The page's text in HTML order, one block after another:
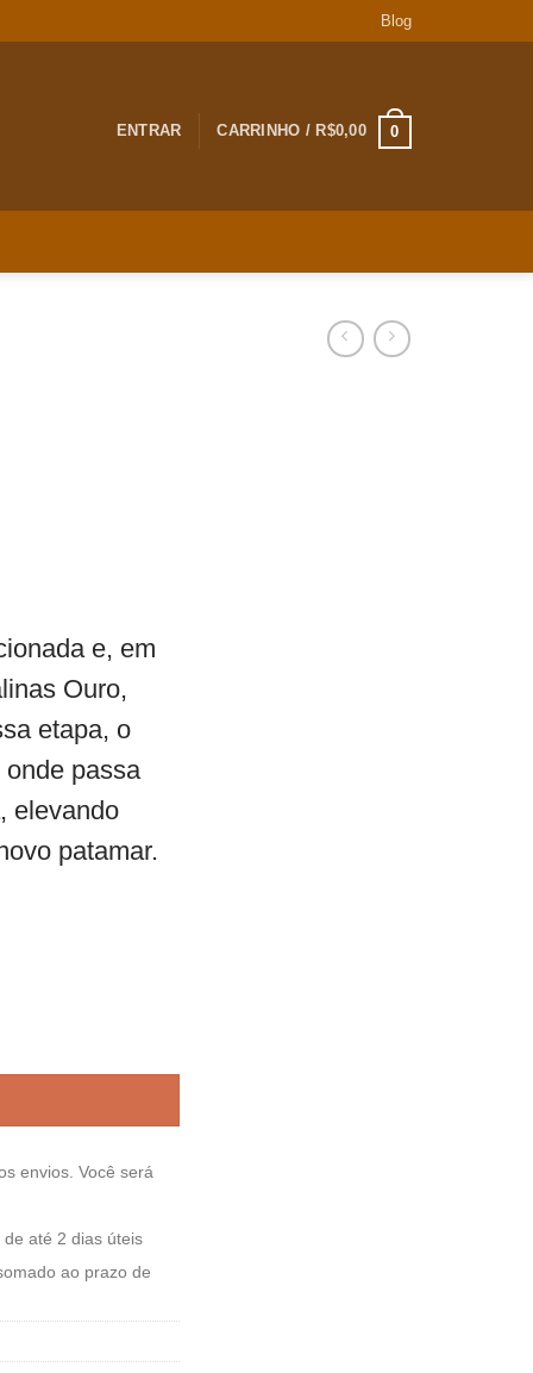
Blog
ENTRAR CARRINHO / R$0,00 0
e, em
Ouro,
etapa, o
passa
elevando
patamar.
envios. Você será
até 2 dias úteis
ao prazo de